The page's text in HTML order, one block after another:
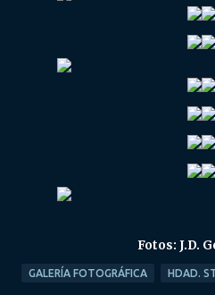
Fotos: J.D.
GALERÍA FOTOGRÁFICA HDAD.